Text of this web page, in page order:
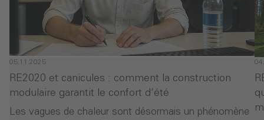
05.11.2025
RE2020 et canicules : comment la construction
modulaire garantit le confort d’été
Les vagues de chaleur sont désormais un phénomène